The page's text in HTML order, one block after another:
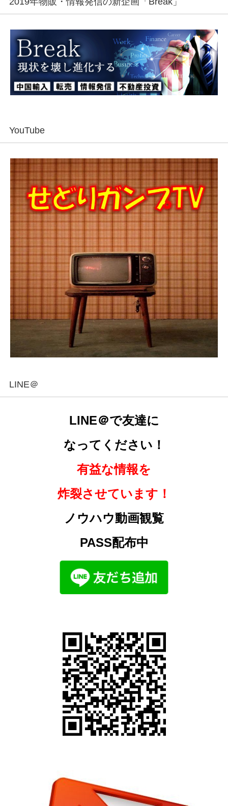
YouTube
LINE＠
LINE＠で友達に
なってください！
有益な情報を
炸裂させています！
ノウハウ動画観覧
PASS配布中